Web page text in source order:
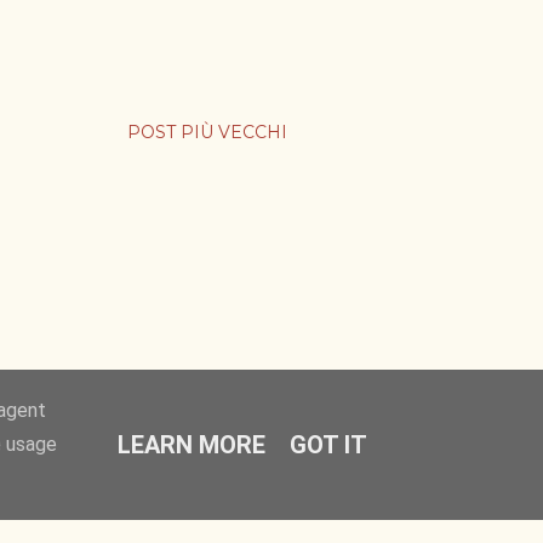
POST PIÙ VECCHI
LEARN MORE GOT IT